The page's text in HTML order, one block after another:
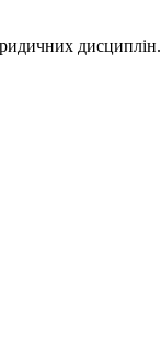
дисциплін.